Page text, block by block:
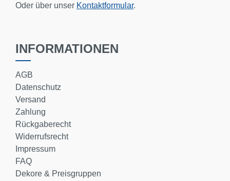
Oder über unser Kontaktformular.
INFORMATIONEN
AGB
Datenschutz
Versand
Zahlung
Rückgaberecht
Widerrufsrecht
Impressum
FAQ
Dekore & Preisgruppen